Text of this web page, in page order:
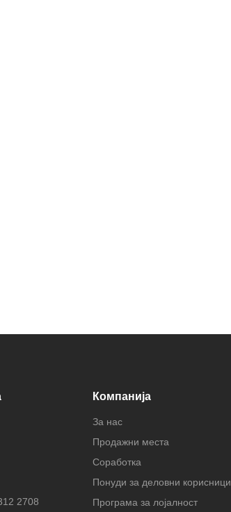
2708
Компанија
За нас
Продажни места
Соработка
Понуди за деловни корисници
Програма за лојалност